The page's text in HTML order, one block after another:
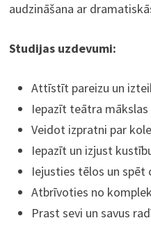
audzināšana ar
Studijas uzdevumi:
Attīstīt pareizu un
Iepazīt teātra
Veidot izpratni par
Iepazīt un izjust
Iejusties tēlos un spēt
Atbrīvoties no
Prast sevi un savus